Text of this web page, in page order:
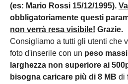
(es: Mario Rossi 15/12/1995).
obbligatoriamente questi
non verrà resa visibile! Grazie.
Consigliamo a tutti gli utenti che
foto d'inserile con un peso
larghezza non superiore ai
bisogna caricare più di 8 MB di